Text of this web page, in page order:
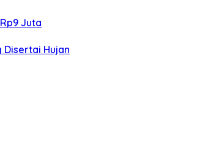
Juta
Disertai Hujan